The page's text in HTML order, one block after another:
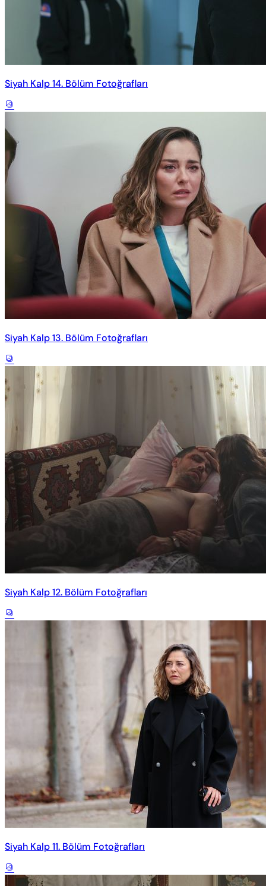
Siyah Kalp 14. Bölüm Fotoğrafları
Siyah Kalp 13. Bölüm Fotoğrafları
Siyah Kalp 12. Bölüm Fotoğrafları
Siyah Kalp 11. Bölüm Fotoğrafları